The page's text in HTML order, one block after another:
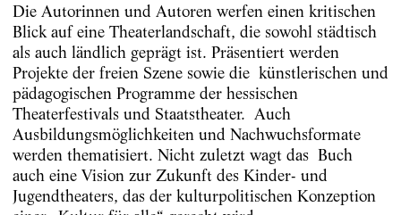
Die Autorinnen und Autoren werfen einen kritischen
Blick auf eine Theaterlandschaft, die sowohl städtisch
als auch ländlich geprägt ist. Präsentiert werden
Projekte der freien Szene sowie die künstlerischen und
pädagogischen Programme der hessischen
Theaterfestivals und Staatstheater. Auch
Ausbildungsmöglichkeiten und Nachwuchsformate
werden thematisiert. Nicht zuletzt wagt das Buch
auch eine Vision zur Zukunft des Kinder- und
Jugendtheaters, das der kulturpolitischen Konzeption